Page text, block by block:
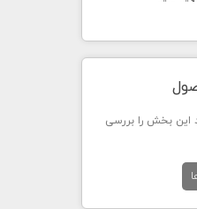
این بخش را بررسی